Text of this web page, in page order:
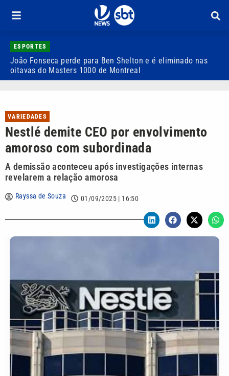
ESPORTES
João Fonseca perde para Ben Shelton e é eliminado nas
oitavas do Masters 1000 de Montreal
VARIEDADES
Nestlé demite CEO por envolvimento
amoroso com subordinada
A demissão aconteceu após investigações internas
revelarem a relação amorosa
Rayssa de Souza 01/09/2025 | 16:50